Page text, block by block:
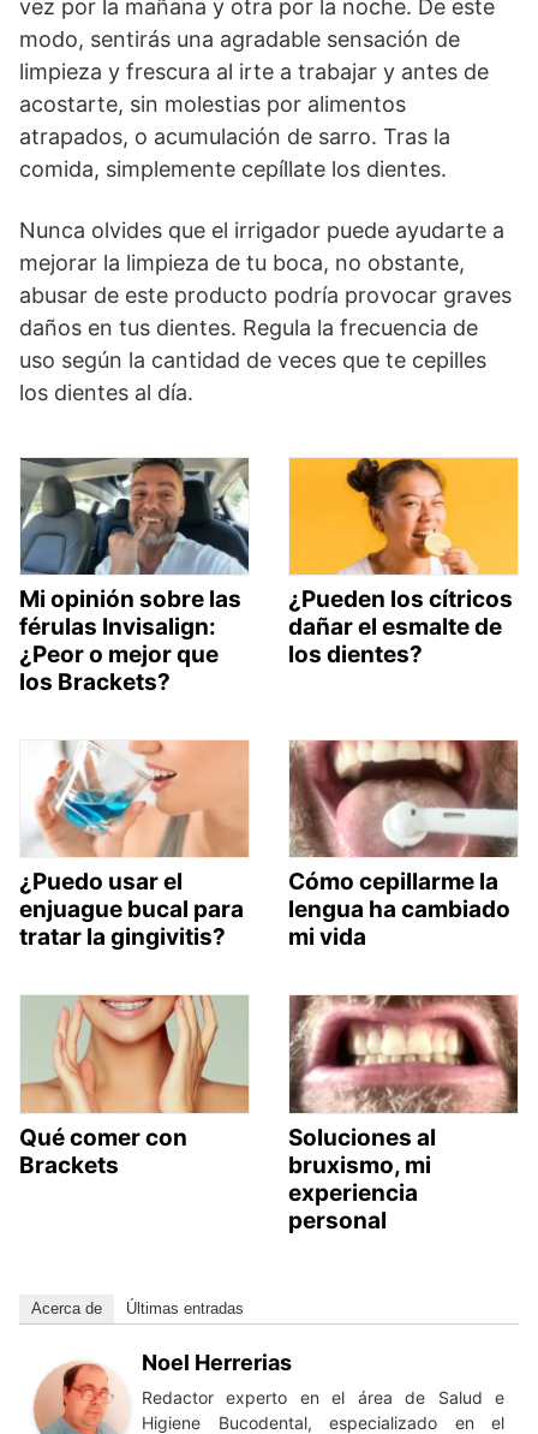
vez por la mañana y otra por la noche. De este
modo, sentirás una agradable sensación de
limpieza y frescura al irte a trabajar y antes de
acostarte, sin molestias por alimentos
atrapados, o acumulación de sarro. Tras la
comida, simplemente cepíllate los dientes.
Nunca olvides que el irrigador puede ayudarte a
mejorar la limpieza de tu boca, no obstante,
abusar de este producto podría provocar graves
daños en tus dientes. Regula la frecuencia de
uso según la cantidad de veces que te cepilles
los dientes al día.
Mi opinión sobre las
férulas Invisalign:
¿Peor o mejor que
los Brackets?
¿Pueden los cítricos
dañar el esmalte de
los dientes?
¿Puedo usar el
enjuague bucal para
tratar la gingivitis?
Cómo cepillarme la
lengua ha cambiado
mi vida
Qué comer con
Brackets
Soluciones al
bruxismo, mi
experiencia
personal
Acerca de Últimas entradas
Noel Herrerias
Redactor experto en el área de Salud e
Higiene Bucodental, especializado en el